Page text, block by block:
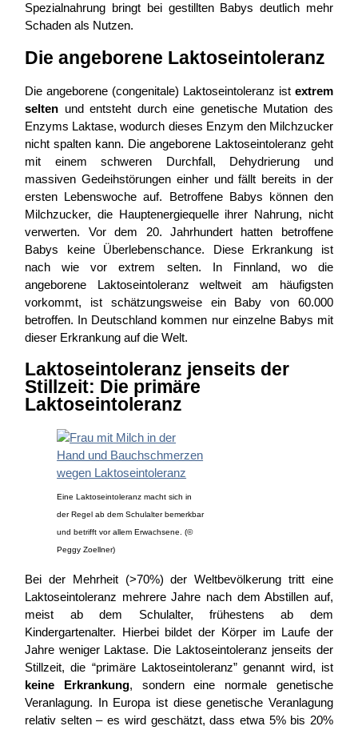
Spezialnahrung bringt bei gestillten Babys deutlich mehr
Schaden als Nutzen.
Die angeborene Laktoseintoleranz
Die angeborene (congenitale) Laktoseintoleranz ist extrem
selten und entsteht durch eine genetische Mutation des
Enzyms Laktase, wodurch dieses Enzym den Milchzucker
nicht spalten kann. Die angeborene Laktoseintoleranz geht
mit einem schweren Durchfall, Dehydrierung und
massiven Gedeihstörungen einher und fällt bereits in der
ersten Lebenswoche auf. Betroffene Babys können den
Milchzucker, die Hauptenergiequelle ihrer Nahrung, nicht
verwerten. Vor dem 20. Jahrhundert hatten betroffene
Babys keine Überlebenschance. Diese Erkrankung ist
nach wie vor extrem selten. In Finnland, wo die
angeborene Laktoseintoleranz weltweit am häufigsten
vorkommt, ist schätzungsweise ein Baby von 60.000
betroffen. In Deutschland kommen nur einzelne Babys mit
dieser Erkrankung auf die Welt.
Laktoseintoleranz jenseits der
Stillzeit: Die primäre
Laktoseintoleranz
Eine Laktoseintoleranz macht sich in
der Regel ab dem Schulalter bemerkbar
und betrifft vor allem Erwachsene. (©
Peggy Zoellner)
Bei der Mehrheit (>70%) der Weltbevölkerung tritt eine
Laktoseintoleranz mehrere Jahre nach dem Abstillen auf,
meist ab dem Schulalter, frühestens ab dem
Kindergartenalter. Hierbei bildet der Körper im Laufe der
Jahre weniger Laktase. Die Laktoseintoleranz jenseits der
Stillzeit, die “primäre Laktoseintoleranz” genannt wird, ist
keine Erkrankung, sondern eine normale genetische
Veranlagung. In Europa ist diese genetische Veranlagung
relativ selten – es wird geschätzt, dass etwa 5% bis 20%